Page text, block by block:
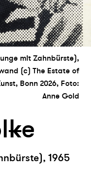
mit Zahnbürste),
(c) The Estate of
Bonn 2026, Foto:
Anne Gold
ke
1965